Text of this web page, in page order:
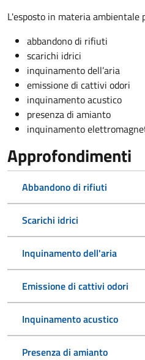
L'esposto in materia ambientale
abbandono di rifiuti
scarichi idrici
inquinamento dell’aria
emissione di cattivi odori
inquinamento acustico
presenza di amianto
inquinamento
Approfondimenti
Abbandono di rifiuti
Scarichi idrici
Inquinamento dell'aria
Emissione di cattivi odori
Inquinamento acustico
Presenza di amianto